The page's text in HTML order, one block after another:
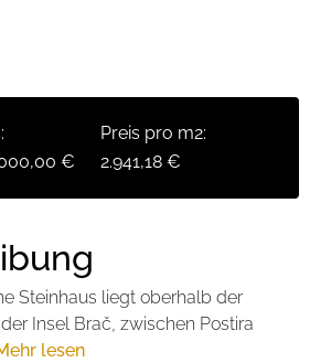
€
Preis pro m2:
2.941,18 €
Steinhaus liegt oberhalb der
Insel Brač, zwischen Postira
lesen